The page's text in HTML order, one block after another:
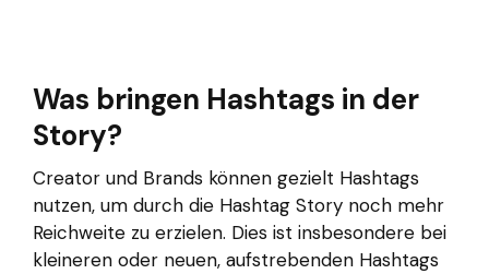
Was bringen Hashtags in der
Story?
Creator und Brands können gezielt Hashtags
nutzen, um durch die Hashtag Story noch mehr
Reichweite zu erzielen. Dies ist insbesondere bei
kleineren oder neuen, aufstrebenden Hashtags